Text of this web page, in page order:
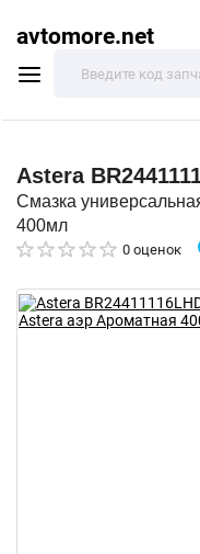
avtomore.net
Astera
Смазка
400мл
0 оценок